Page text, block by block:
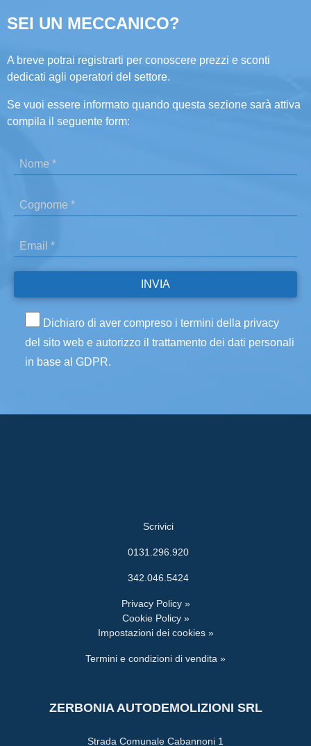
SEI UN MECCANICO?
A breve potrai registrarti per conoscere prezzi e sconti
dedicati agli operatori del settore.
Se vuoi essere informato quando questa sezione sarà attiva
compila il seguente form:
Dichiaro di aver compreso i termini della privacy
del sito web e autorizzo il trattamento dei dati personali
in base al GDPR.
Scrivici
0131.296.920
342.046.5424
Privacy Policy »
Cookie Policy »
Impostazioni dei cookies »
Termini e condizioni di vendita »
ZERBONIA AUTODEMOLIZIONI SRL
Strada Comunale Cabannoni 1